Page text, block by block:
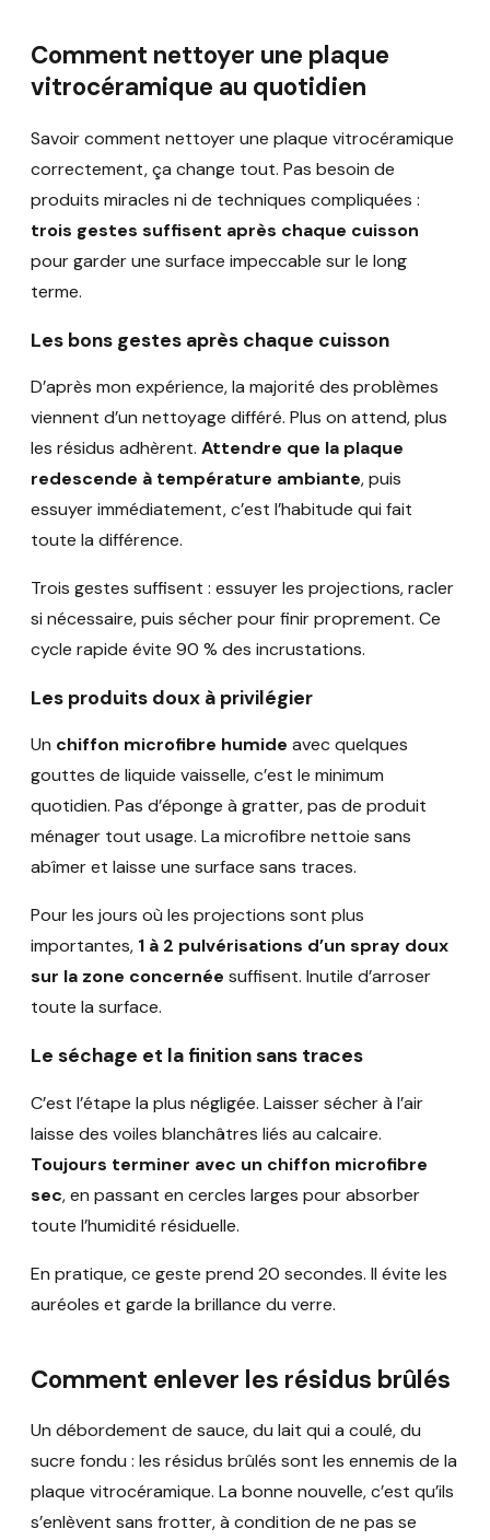
Comment nettoyer une plaque
vitrocéramique au quotidien
Savoir comment nettoyer une plaque vitrocéramique
correctement, ça change tout. Pas besoin de
produits miracles ni de techniques compliquées :
trois gestes suffisent après chaque cuisson
pour garder une surface impeccable sur le long
terme.
Les bons gestes après chaque cuisson
D’après mon expérience, la majorité des problèmes
viennent d’un nettoyage différé. Plus on attend, plus
les résidus adhèrent. Attendre que la plaque
redescende à température ambiante, puis
essuyer immédiatement, c’est l’habitude qui fait
toute la différence.
Trois gestes suffisent : essuyer les projections, racler
si nécessaire, puis sécher pour finir proprement. Ce
cycle rapide évite 90 % des incrustations.
Les produits doux à privilégier
Un chiffon microfibre humide avec quelques
gouttes de liquide vaisselle, c’est le minimum
quotidien. Pas d’éponge à gratter, pas de produit
ménager tout usage. La microfibre nettoie sans
abîmer et laisse une surface sans traces.
Pour les jours où les projections sont plus
importantes, 1 à 2 pulvérisations d’un spray doux
sur la zone concernée suffisent. Inutile d’arroser
toute la surface.
Le séchage et la finition sans traces
C’est l’étape la plus négligée. Laisser sécher à l’air
laisse des voiles blanchâtres liés au calcaire.
Toujours terminer avec un chiffon microfibre
sec, en passant en cercles larges pour absorber
toute l’humidité résiduelle.
En pratique, ce geste prend 20 secondes. Il évite les
auréoles et garde la brillance du verre.
Comment enlever les résidus brûlés
Un débordement de sauce, du lait qui a coulé, du
sucre fondu : les résidus brûlés sont les ennemis de la
plaque vitrocéramique. La bonne nouvelle, c’est qu’ils
s’enlèvent sans frotter, à condition de ne pas se